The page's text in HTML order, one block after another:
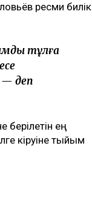
ресми билік
тұлға
— деп
берілетін ең
кіруіне тыйым